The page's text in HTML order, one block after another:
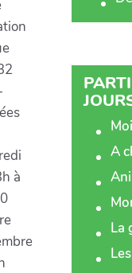
à
A
La